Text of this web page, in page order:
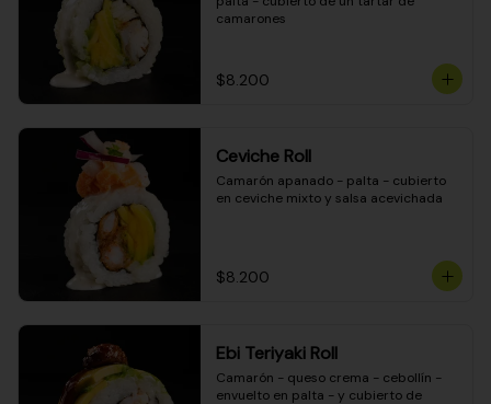
camarones
$8.200
Ceviche Roll
Camarón apanado - palta - cubierto
en ceviche mixto y salsa acevichada
$8.200
Ebi Teriyaki Roll
Camarón - queso crema - cebollín -
envuelto en palta - y cubierto de